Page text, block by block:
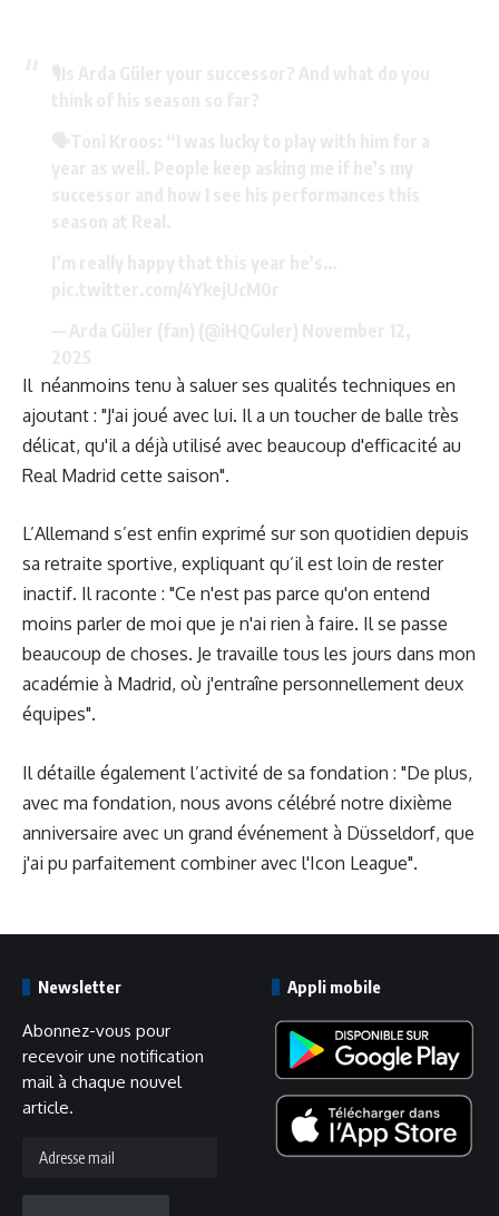
Il néanmoins tenu à saluer ses qualités techniques en
ajoutant : "J'ai joué avec lui. Il a un toucher de balle très
délicat, qu'il a déjà utilisé avec beaucoup d'efficacité au
Real Madrid cette saison".
L’Allemand s’est enfin exprimé sur son quotidien depuis
sa retraite sportive, expliquant qu’il est loin de rester
inactif. Il raconte : "Ce n'est pas parce qu'on entend
moins parler de moi que je n'ai rien à faire. Il se passe
beaucoup de choses. Je travaille tous les jours dans mon
académie à Madrid, où j'entraîne personnellement deux
équipes".
Il détaille également l’activité de sa fondation : "De plus,
avec ma fondation, nous avons célébré notre dixième
anniversaire avec un grand événement à Düsseldorf, que
j'ai pu parfaitement combiner avec l'Icon League".
Newsletter
Abonnez-vous pour
recevoir une notification
mail à chaque nouvel
article.
mail
Appli mobile